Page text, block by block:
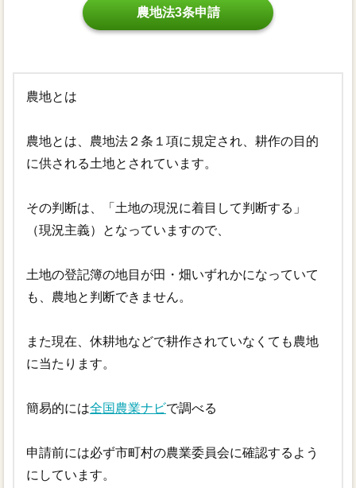
農地法3条申請
農地とは
農地とは、農地法２条１項に規定され、耕作の目的
に供される土地とされています。
その判断は、「土地の現況に着目して判断する」
（現況主義）となっていますので、
土地の登記簿の地目が田・畑いずれかになっていて
も、農地と判断できません。
また現在、休耕地などで耕作されていなくても農地
に当たります。
簡易的には全国農業ナビで調べる
申請前には必ず市町村の農業委員会に確認するよう
にしています。